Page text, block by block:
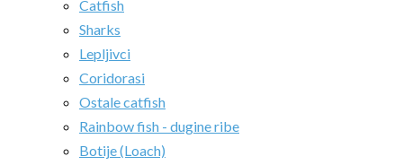
Catfish
Sharks
Lepljivci
Coridorasi
Ostale catfish
Rainbow fish - dugine ribe
Botije (Loach)